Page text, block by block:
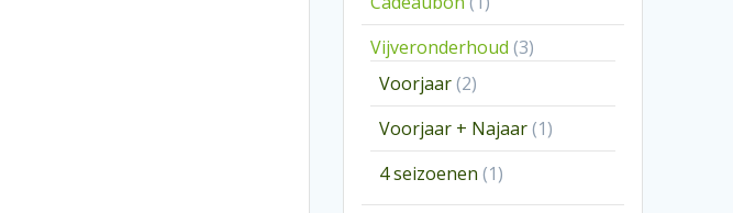
product
Vijveronderhoud 33
Voorjaar 22
producten
Voorjaar + Najaar 11
product
4 seizoenen 11
product